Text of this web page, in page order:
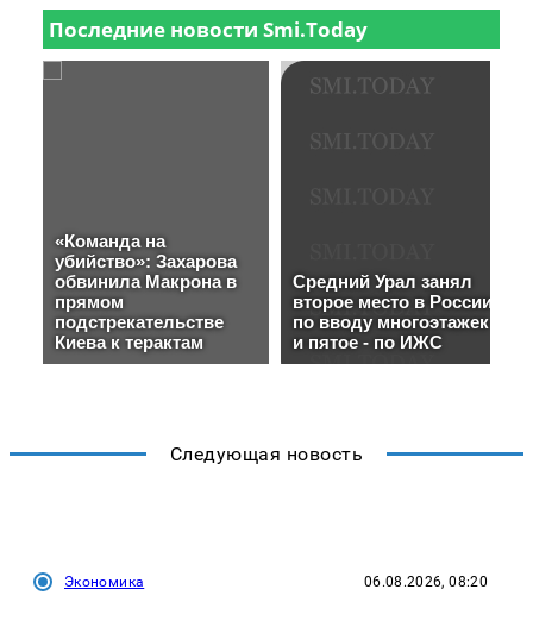
Следующая новость
Экономика 06.08.2026, 08:20